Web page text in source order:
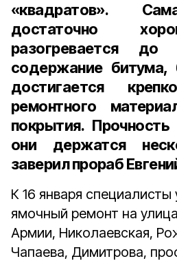
«квадратов».
достаточно
разогревается до
содержание битума,
достигается
ремонтного
покрытия.
они держатся
заверилпрораб
К 16 января
ямочный ремонт на
Армии, Николаевская,
Чапаева, Димитрова,